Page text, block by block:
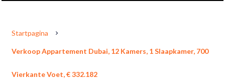
Startpagina
Verkoop Appartement Dubai, 12 Kamers, 1 Slaapkamer, 700
Vierkante Voet, € 332.182